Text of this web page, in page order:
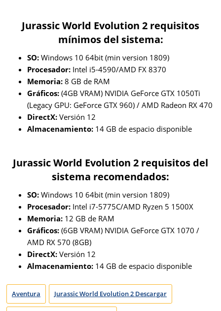
Jurassic World Evolution 2 requisitos
mínimos del sistema:
SO: Windows 10 64bit (min version 1809)
Procesador: Intel i5-4590/AMD FX 8370
Memoria: 8 GB de RAM
Gráficos: (4GB VRAM) NVIDIA GeForce GTX 1050Ti
(Legacy GPU: GeForce GTX 960) / AMD Radeon RX 470
DirectX: Versión 12
Almacenamiento: 14 GB de espacio disponible
Jurassic World Evolution 2 requisitos del
sistema recomendados:
SO: Windows 10 64bit (min version 1809)
Procesador: Intel i7-5775C/AMD Ryzen 5 1500X
Memoria: 12 GB de RAM
Gráficos: (6GB VRAM) NVIDIA GeForce GTX 1070 /
AMD RX 570 (8GB)
DirectX: Versión 12
Almacenamiento: 14 GB de espacio disponible
Aventura Jurassic World Evolution 2 Descargar